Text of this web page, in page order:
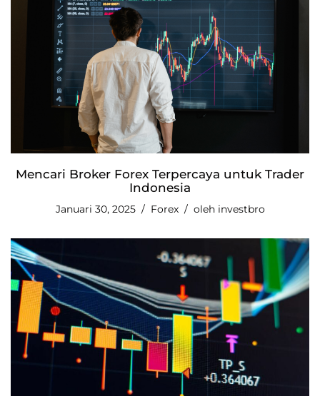
Mencari Broker Forex Terpercaya untuk Trader
Indonesia
Januari 30, 2025 Forex oleh investbro